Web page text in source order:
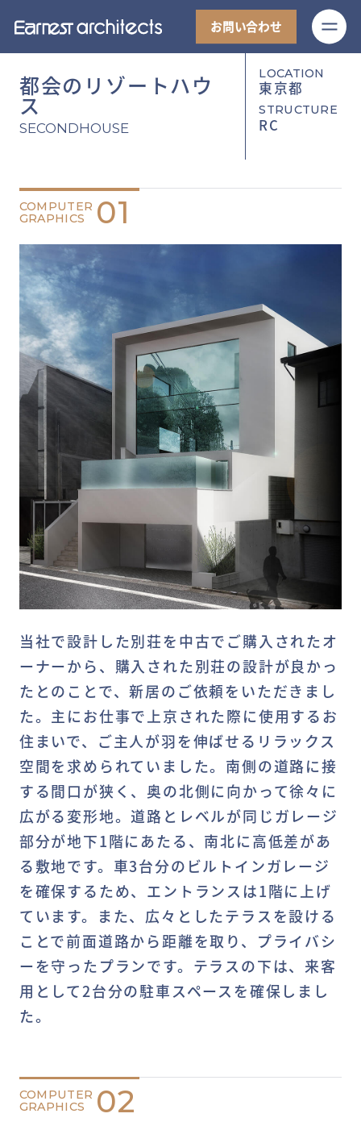
お問い合わせ
都会のリゾートハウ
ス
SECONDHOUSE
LOCATION
東京都
STRUCTURE
RC
COMPUTER
GRAPHICS
01
当社で設計した別荘を中古でご購入されたオ
ーナーから、購入された別荘の設計が良かっ
たとのことで、新居のご依頼をいただきまし
た。主にお仕事で上京された際に使用するお
住まいで、ご主人が羽を伸ばせるリラックス
空間を求められていました。南側の道路に接
する間口が狭く、奥の北側に向かって徐々に
広がる変形地。道路とレベルが同じガレージ
部分が地下1階にあたる、南北に高低差があ
る敷地です。車3台分のビルトインガレージ
を確保するため、エントランスは1階に上げ
ています。また、広々としたテラスを設ける
ことで前面道路から距離を取り、プライバシ
ーを守ったプランです。テラスの下は、来客
用として2台分の駐車スペースを確保しまし
た。
COMPUTER
GRAPHICS
02